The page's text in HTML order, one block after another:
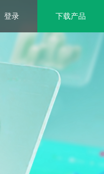
登录 下载产品